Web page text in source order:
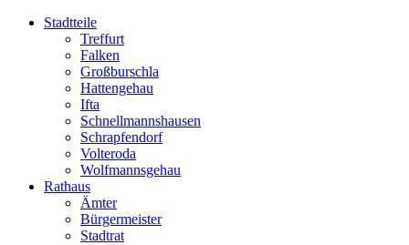
Stadtteile
Treffurt
Falken
Großburschla
Hattengehau
Ifta
Schnellmannshausen
Schrapfendorf
Volteroda
Wolfmannsgehau
Rathaus
Ämter
Bürgermeister
Stadtrat